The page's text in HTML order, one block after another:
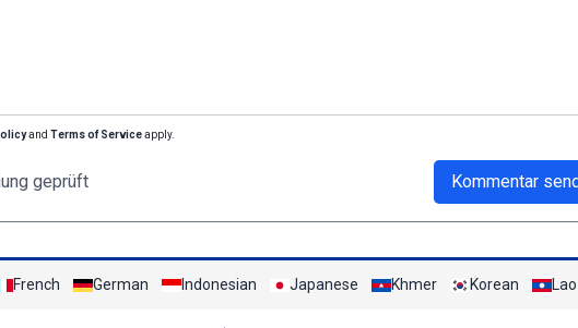
and Terms of Serviceapply.
geprüft Kommentar
French German Indonesian Japanese Khmer Korean Lao